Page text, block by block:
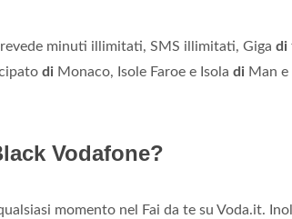
minuti illimitati, SMS illimitati, Giga di
di Monaco, Isole Faroe e Isola di Man
Vodafone?
momento nel Fai da te su Voda.it.